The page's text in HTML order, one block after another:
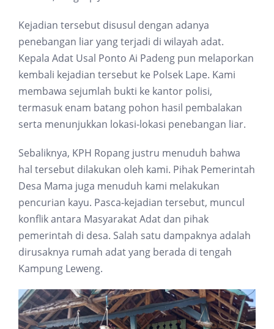
Kejadian tersebut disusul dengan adanya
penebangan liar yang terjadi di wilayah adat.
Kepala Adat Usal Ponto Ai Padeng pun melaporkan
kembali kejadian tersebut ke Polsek Lape. Kami
membawa sejumlah bukti ke kantor polisi,
termasuk enam batang pohon hasil pembalakan
serta menunjukkan lokasi-lokasi penebangan liar.
Sebaliknya, KPH Ropang justru menuduh bahwa
hal tersebut dilakukan oleh kami. Pihak Pemerintah
Desa Mama juga menuduh kami melakukan
pencurian kayu. Pasca-kejadian tersebut, muncul
konflik antara Masyarakat Adat dan pihak
pemerintah di desa. Salah satu dampaknya adalah
dirusaknya rumah adat yang berada di tengah
Kampung Leweng.